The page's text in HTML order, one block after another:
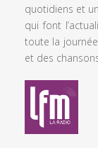
quotidiens et
qui font
toute la
et des